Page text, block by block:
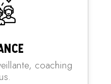
coaching